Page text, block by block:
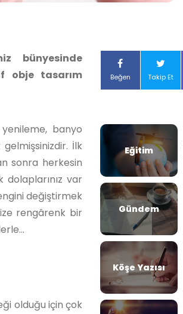
bünyesinde
obje tasarım
banyo
İlk
sonra herkesin
dolaplarınız var
değiştirmek
rengârenk bir
olduğu için çok
Beğen Takip Et
Eğitim
Gündem
Köşe Yazısı